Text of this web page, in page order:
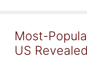
Most-
US Revealed